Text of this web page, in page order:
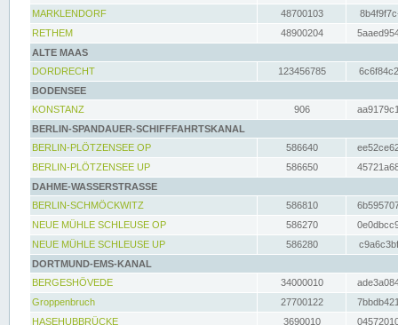
MARKLENDORF
48700103
RETHEM
48900204
ALTE MAAS
DORDRECHT
123456785
BODENSEE
KONSTANZ
906
BERLIN-SPANDAUER-SCHIFFFAHRTSKANAL
BERLIN-PLÖTZENSEE OP
586640
BERLIN-PLÖTZENSEE UP
586650
DAHME-WASSERSTRASSE
BERLIN-SCHMÖCKWITZ
586810
NEUE MÜHLE SCHLEUSE OP
586270
NEUE MÜHLE SCHLEUSE UP
586280
DORTMUND-EMS-KANAL
BERGESHÖVEDE
34000010
Groppenbruch
27700122
HASEHUBBRÜCKE
3690010